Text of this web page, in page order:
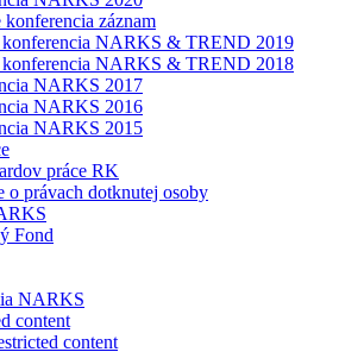
konferencia záznam
konferencia NARKS & TREND 2019
konferencia NARKS & TREND 2018
NARKS 2017
NARKS 2016
NARKS 2015
práce RK
o právach dotknutej osoby
Fond
NARKS
content
content